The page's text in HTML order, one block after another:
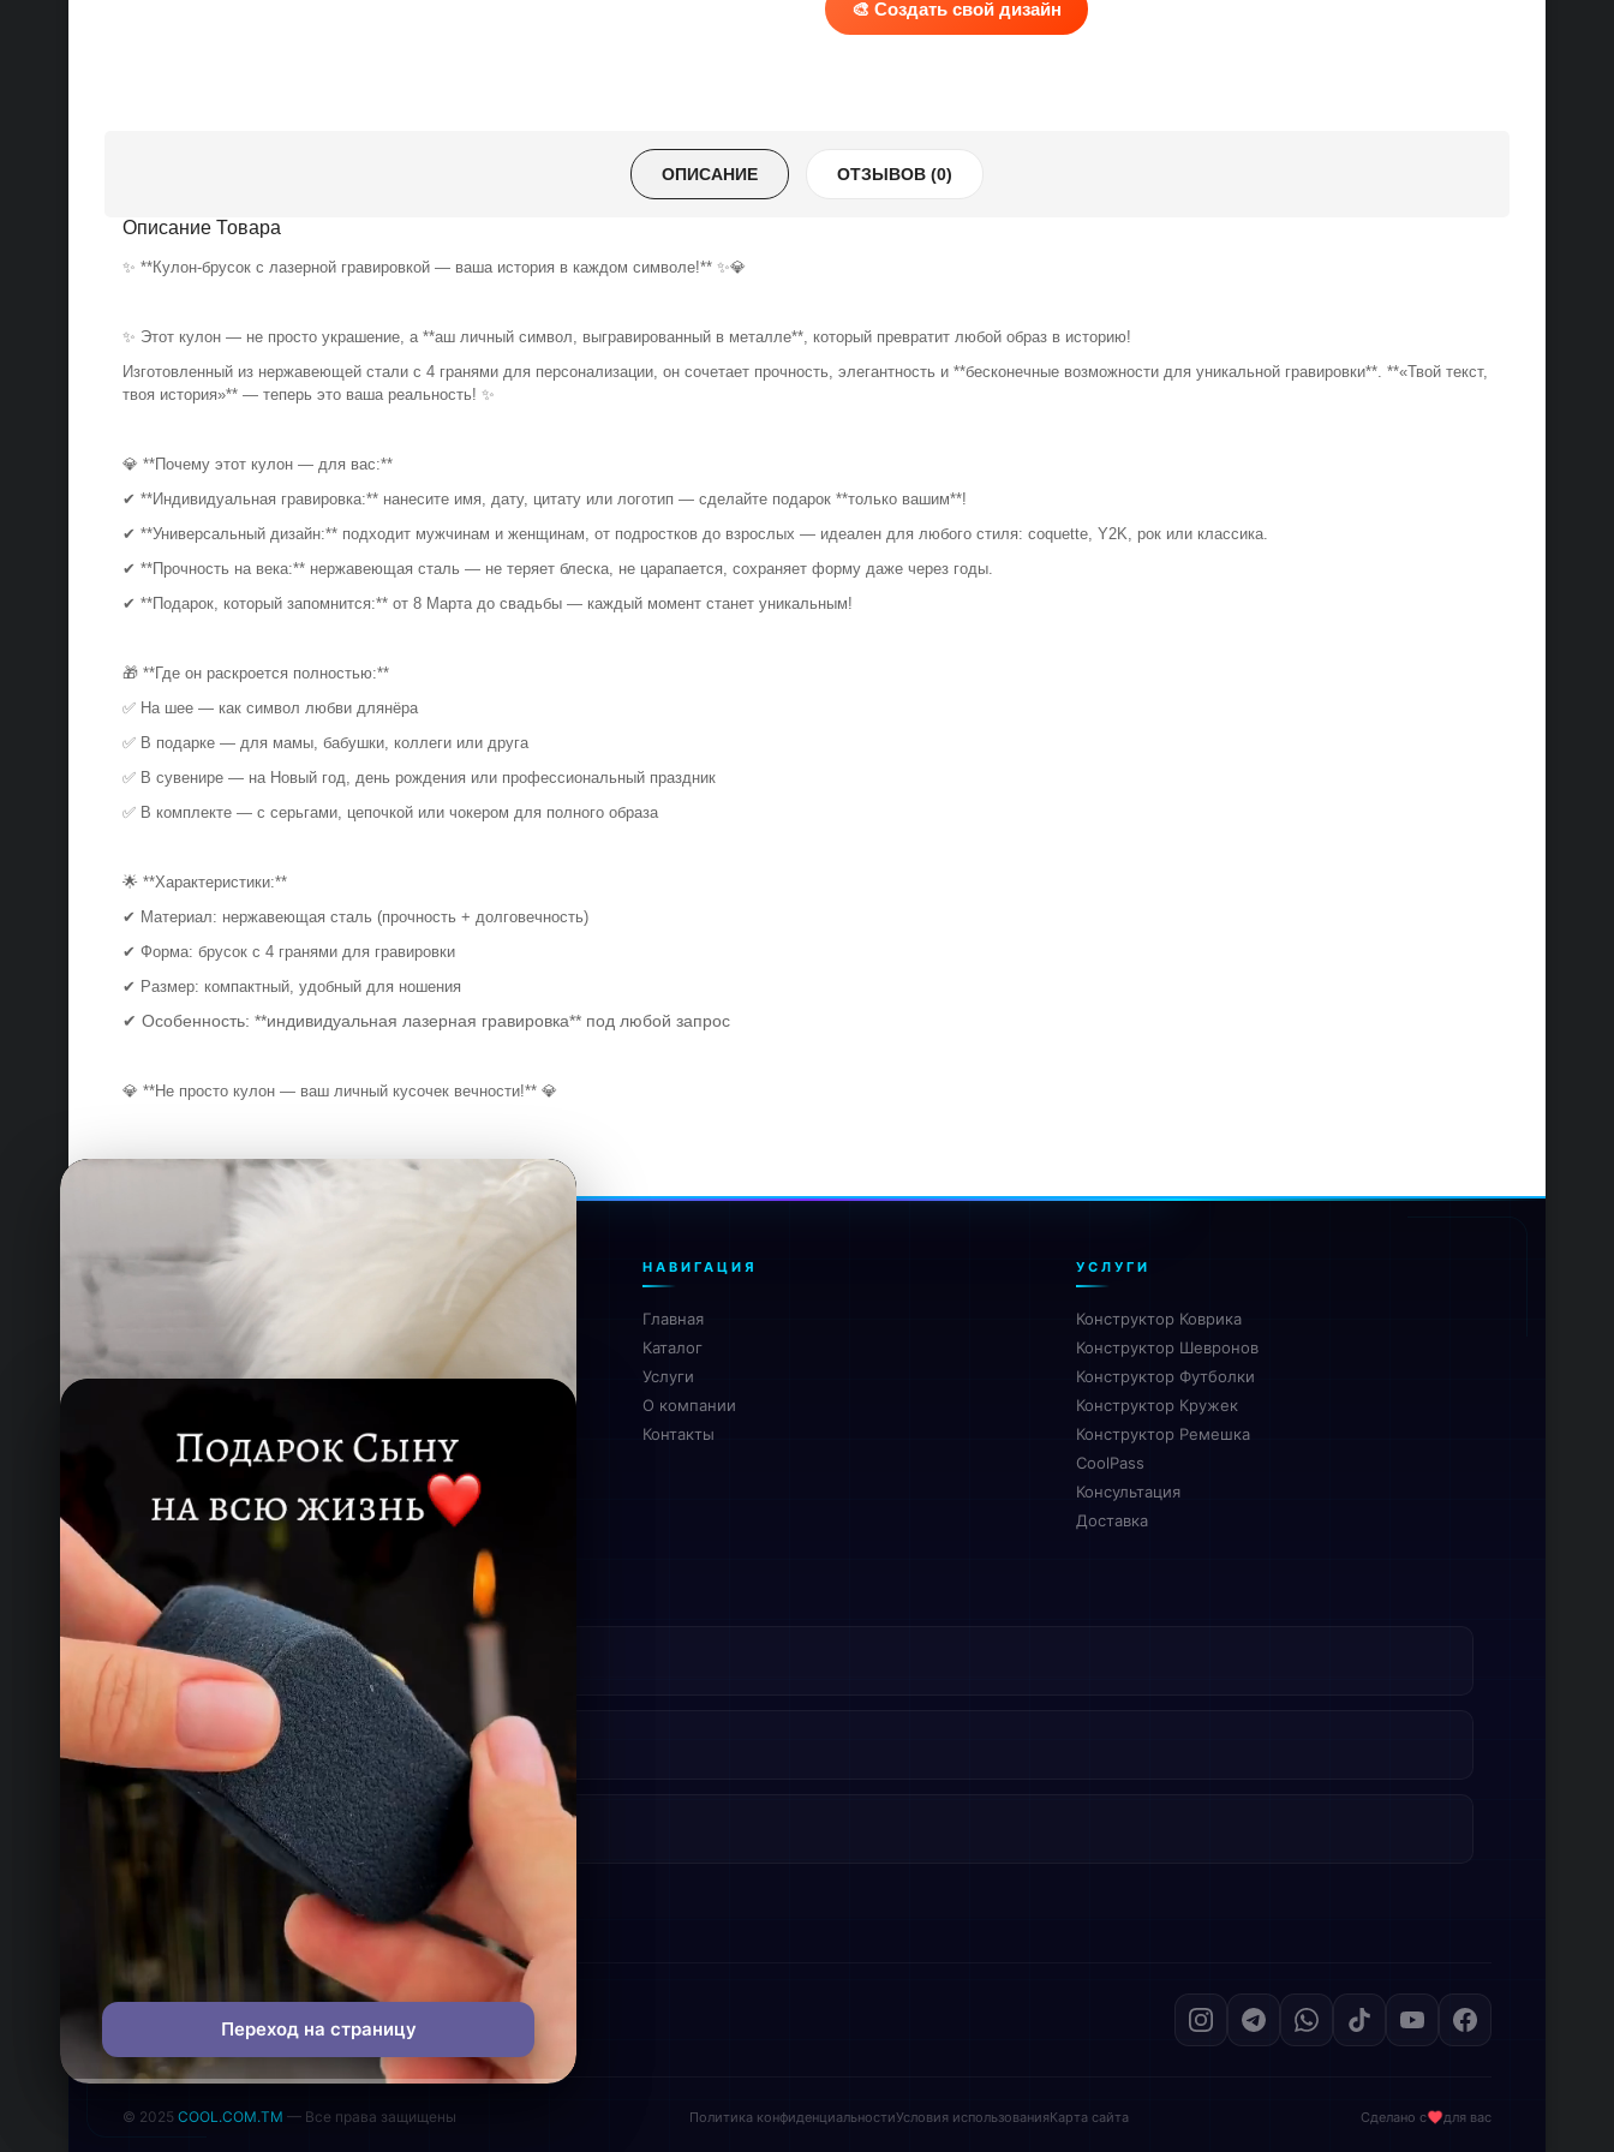
🎨 Создать свой дизайн
ОПИСАНИЕ ОТЗЫВОВ (0)
Описание Товара
✨ **Кулон-брусок с лазерной гравировкой — ваша история в каждом символе!** ✨💎
✨ Этот кулон — не просто украшение, а **аш личный символ, выгравированный в металле**, который превратит любой образ в историю!
Изготовленный из нержавеющей стали с 4 гранями для персонализации, он сочетает прочность, элегантность и **бесконечные возможности для уникальной гравировки**. **«Твой текст,
твоя история»** — теперь это ваша реальность! ✨
💎 **Почему этот кулон — для вас:**
✔ **Индивидуальная гравировка:** нанесите имя, дату, цитату или логотип — сделайте подарок **только вашим**!
✔ **Универсальный дизайн:** подходит мужчинам и женщинам, от подростков до взрослых — идеален для любого стиля: coquette, Y2K, рок или классика.
✔ **Прочность на века:** нержавеющая сталь — не теряет блеска, не царапается, сохраняет форму даже через годы.
✔ **Подарок, который запомнится:** от 8 Марта до свадьбы — каждый момент станет уникальным!
🎁 **Где он раскроется полностью:**
✅ На шее — как символ любви длянёра
✅ В подарке — для мамы, бабушки, коллеги или друга
✅ В сувенире — на Новый год, день рождения или профессиональный праздник
✅ В комплекте — с серьгами, цепочкой или чокером для полного образа
🌟 **Характеристики:**
✔ Материал: нержавеющая сталь (прочность + долговечность)
✔ Форма: брусок с 4 гранями для гравировки
✔ Размер: компактный, удобный для ношения
✔ Особенность: **индивидуальная лазерная гравировка** под любой запрос
💎 **Не просто кулон — ваш личный кусочек вечности!** 💎
COOL.COM.TM
вы можете доверять.
НАВИГАЦИЯ
Главная
Каталог
Услуги
О компании
Контакты
УСЛУГИ
Конструктор Коврика
Конструктор Шевронов
Конструктор Футболки
Конструктор Кружек
Конструктор Ремешка
CoolPass
Консультация
Доставка
КОНТАКТЫ
ТЕЛЕФОН
+993 649 593 67
rdemirov@cool.com.tm
АДРЕС
Туркменистан
МЫ В СОЦСЕТЯХ
© 2025 COOL.COM.TM — Все права защищены Политика конфиденциальностиУсловия использованияКарта сайта Сделано с для вас
Переход на страницу